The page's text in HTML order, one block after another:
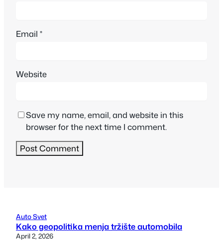
Email *
Website
Save my name, email, and website in this
browser for the next time I comment.
Auto Svet
Kako geopolitika menja tržište automobila
April 2, 2026